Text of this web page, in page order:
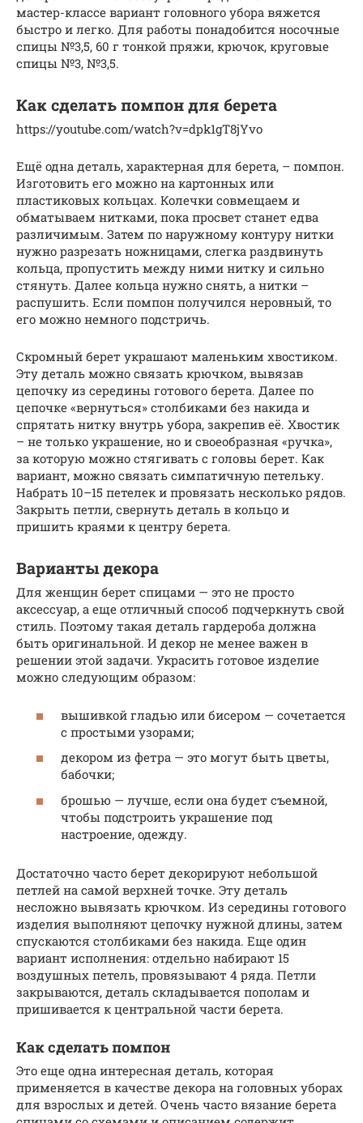
мастер-классе вариант головного убора вяжется
быстро и легко. Для работы понадобится носочные
спицы №3,5, 60 г тонкой пряжи, крючок, круговые
спицы №3, №3,5.
Как сделать помпон для берета
https://youtube.com/watch?v=dpk1gT8jYvo
Ещё одна деталь, характерная для берета, – помпон.
Изготовить его можно на картонных или
пластиковых кольцах. Колечки совмещаем и
обматываем нитками, пока просвет станет едва
различимым. Затем по наружному контуру нитки
нужно разрезать ножницами, слегка раздвинуть
кольца, пропустить между ними нитку и сильно
стянуть. Далее кольца нужно снять, а нитки –
распушить. Если помпон получился неровный, то
его можно немного подстричь.
Скромный берет украшают маленьким хвостиком.
Эту деталь можно связать крючком, вывязав
цепочку из середины готового берета. Далее по
цепочке «вернуться» столбиками без накида и
спрятать нитку внутрь убора, закрепив её. Хвостик
– не только украшение, но и своеобразная «ручка»,
за которую можно стягивать с головы берет. Как
вариант, можно связать симпатичную петельку.
Набрать 10–15 петелек и провязать несколько рядов.
Закрыть петли, свернуть деталь в кольцо и
пришить краями к центру берета.
Варианты декора
Для женщин берет спицами — это не просто
аксессуар, а еще отличный способ подчеркнуть свой
стиль. Поэтому такая деталь гардероба должна
быть оригинальной. И декор не менее важен в
решении этой задачи. Украсить готовое изделие
можно следующим образом:
вышивкой гладью или бисером — сочетается
с простыми узорами;
декором из фетра — это могут быть цветы,
бабочки;
брошью — лучше, если она будет съемной,
чтобы подстроить украшение под
настроение, одежду.
Достаточно часто берет декорируют небольшой
петлей на самой верхней точке. Эту деталь
несложно вывязать крючком. Из середины готового
изделия выполняют цепочку нужной длины, затем
спускаются столбиками без накида. Еще один
вариант исполнения: отдельно набирают 15
воздушных петель, провязывают 4 ряда. Петли
закрываются, деталь складывается пополам и
пришивается к центральной части берета.
Как сделать помпон
Это еще одна интересная деталь, которая
применяется в качестве декора на головных уборах
для взрослых и детей. Очень часто вязание берета